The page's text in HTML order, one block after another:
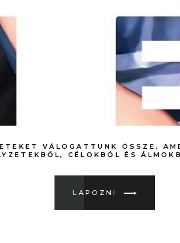
VÁLOGATTUNK ÖSSZE,
CÉLOKBÓL ÉS
LAPOZNI